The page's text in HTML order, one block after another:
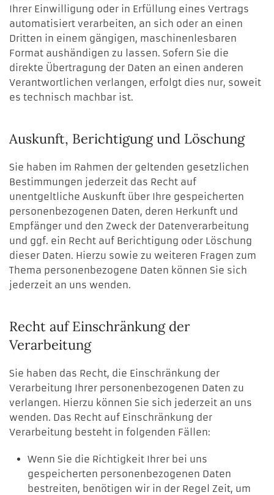
Ihrer Einwilligung oder in Erfüllung eines Vertrags
automatisiert verarbeiten, an sich oder an einen
Dritten in einem gängigen, maschinenlesbaren
Format aushändigen zu lassen. Sofern Sie die
direkte Übertragung der Daten an einen anderen
Verantwortlichen verlangen, erfolgt dies nur, soweit
es technisch machbar ist.
Auskunft, Berichtigung und Löschung
Sie haben im Rahmen der geltenden gesetzlichen
Bestimmungen jederzeit das Recht auf
unentgeltliche Auskunft über Ihre gespeicherten
personenbezogenen Daten, deren Herkunft und
Empfänger und den Zweck der Datenverarbeitung
und ggf. ein Recht auf Berichtigung oder Löschung
dieser Daten. Hierzu sowie zu weiteren Fragen zum
Thema personenbezogene Daten können Sie sich
jederzeit an uns wenden.
Recht auf Einschränkung der
Verarbeitung
Sie haben das Recht, die Einschränkung der
Verarbeitung Ihrer personenbezogenen Daten zu
verlangen. Hierzu können Sie sich jederzeit an uns
wenden. Das Recht auf Einschränkung der
Verarbeitung besteht in folgenden Fällen:
Wenn Sie die Richtigkeit Ihrer bei uns
gespeicherten personenbezogenen Daten
bestreiten, benötigen wir in der Regel Zeit, um